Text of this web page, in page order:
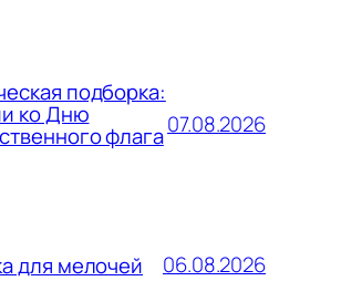
подборка:
ко Дню
флага07.08.2026
для мелочей 06.08.2026